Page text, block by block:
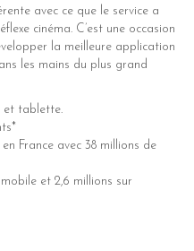
avec ce que le service a
cinéma. C’est une occasion
la meilleure application
les mains du plus grand
et tablette.
France avec 38 millions de
et 2,6 millions sur